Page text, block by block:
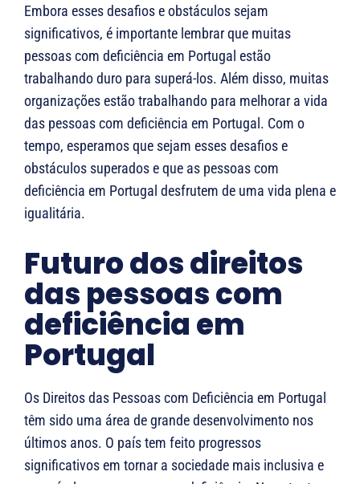
Embora esses desafios e obstáculos sejam
significativos, é importante lembrar que muitas
pessoas com deficiência em Portugal estão
trabalhando duro para superá-los. Além disso, muitas
organizações estão trabalhando para melhorar a vida
das pessoas com deficiência em Portugal. Com o
tempo, esperamos que sejam esses desafios e
obstáculos superados e que as pessoas com
deficiência em Portugal desfrutem de uma vida plena e
igualitária.
Futuro dos direitos
das pessoas com
deficiência em
Portugal
Os Direitos das Pessoas com Deficiência em Portugal
têm sido uma área de grande desenvolvimento nos
últimos anos. O país tem feito progressos
significativos em tornar a sociedade mais inclusiva e